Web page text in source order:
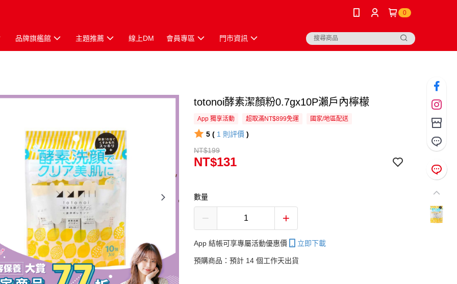
0
品牌旗艦館 主題推薦 線上DM 會員專區 門市資訊
totonoi酵素潔顏粉0.7gx10P瀨戶內檸檬
App 獨享活動 超取滿NT$899免運 國家/地區配送
5 ( 1 則評價 )
NT$199
NT$131
數量
App 結帳可享專屬活動優惠價 立即下載
預購商品：預計 14 個工作天出貨